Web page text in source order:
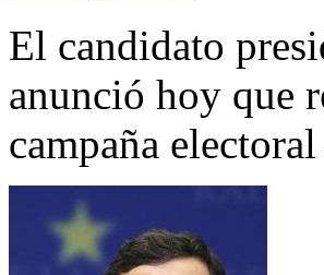
El candidato
anunció hoy que
campaña